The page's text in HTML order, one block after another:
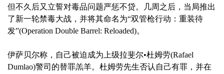
但不久后又立誓对毒品问题严惩不贷。几周之后，当局推出
了新一轮禁毒大战，并将其命名为“双管枪行动：重装待
发”(Operation Double Barrel: Reloaded)。
伊萨贝尔称，自己被迫成为上级拉斐尔•杜姆劳(Rafael
Dumlao)警司的替罪羔羊。杜姆劳先生否认自己有罪，并在